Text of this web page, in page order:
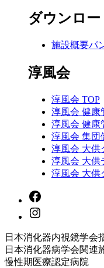
ダウンロー
施設概要パ
淳風会
淳風会 TOP
淳風会 健康
淳風会 健康
淳風会 集団
淳風会 大供
淳風会 大供
淳風会 大供
日本消化器内視鏡学会
日本消化器病学会関連
慢性期医療認定病院